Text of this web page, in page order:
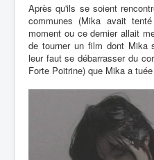
Après qu'ils se soient
communes (Mika avait
moment ou ce dernier allait
de tourner un film dont Mika
leur faut se débarrasser du
Forte Poitrine) que Mika a